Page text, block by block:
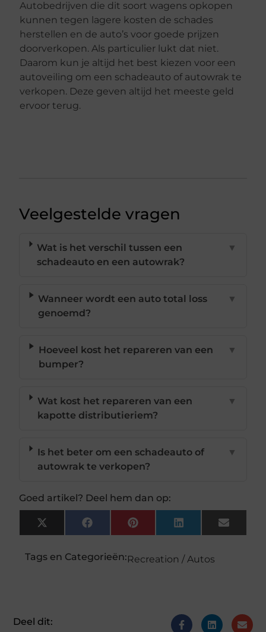
Autobedrijven die dit soort wagens opkopen
kunnen tegen lagere kosten de schades
herstellen en de auto’s voor goede prijzen
doorverkopen. Als particulier lukt dat niet.
Daarom kun je altijd het best kiezen voor een
autoveiling om een schadeauto of autowrak te
verkopen. Deze geven altijd het meeste geld
ervoor terug.
Veelgestelde vragen
Wat is het verschil tussen een
schadeauto en een autowrak?
▼
Wanneer wordt een auto total loss
genoemd?
▼
Hoeveel kost het repareren van een
bumper?
▼
Wat kost het repareren van een
kapotte distributieriem?
▼
Is het beter om een schadeauto of
autowrak te verkopen?
▼
Goed artikel? Deel hem dan op:
X
(Twitter)
FacebookPinterestLinkedInEmail
Tags en Categorieën:Recreation / Autos
Deel dit: